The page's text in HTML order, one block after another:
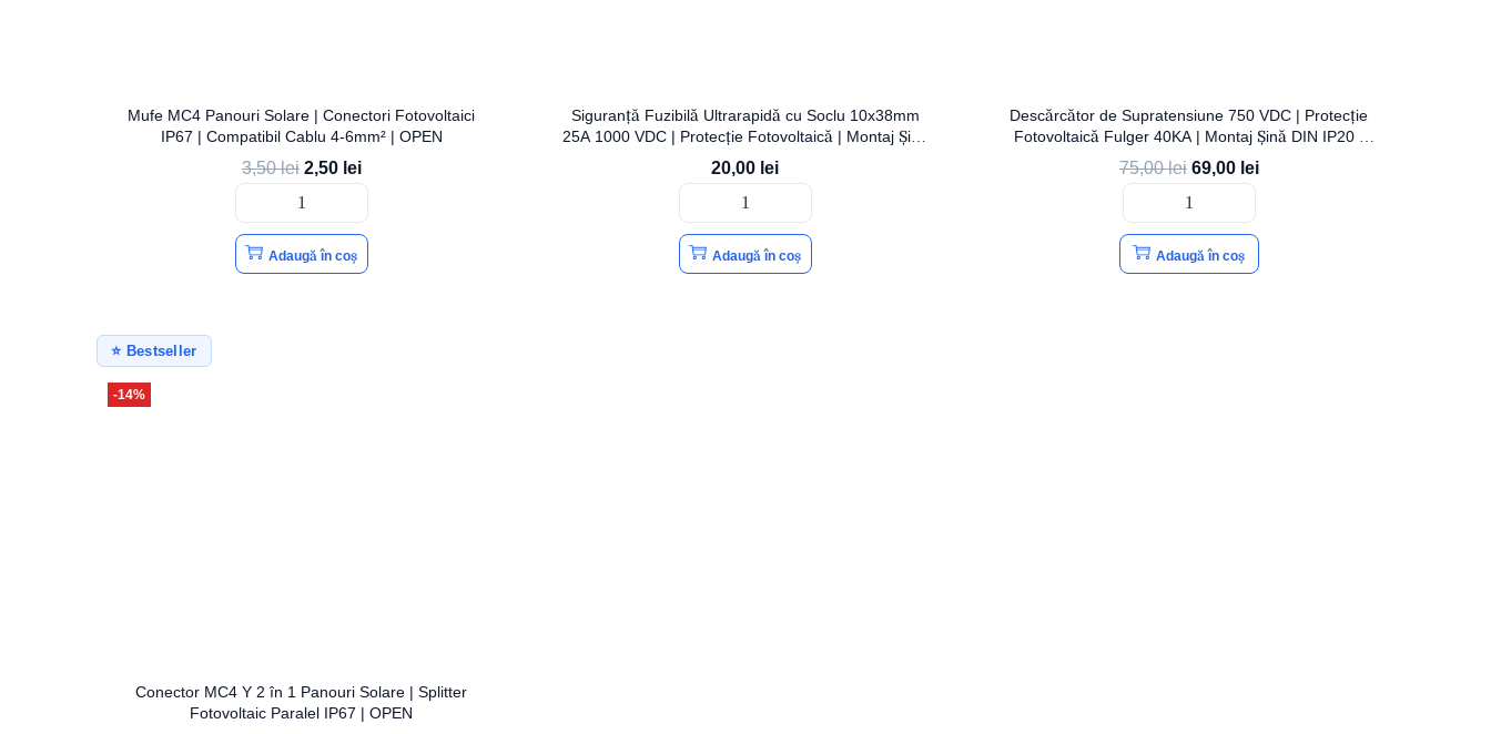
Mufe MC4 Panouri Solare | Conectori Fotovoltaici
IP67 | Compatibil Cablu 4-6mm² | OPEN
3,50lei 2,50 lei
Adaugă în coș
Siguranță Fuzibilă Ultrarapidă cu Soclu 10x38mm
25A 1000 VDC | Protecție Fotovoltaică | Montaj Șină
DIN | OPEN
20,00 lei
Adaugă în coș
Descărcător de Supratensiune 750 VDC | Protecție
Fotovoltaică Fulger 40KA | Montaj Șină DIN IP20 |
OPEN
75,00lei 69,00 lei
Adaugă în coș
⭐ Bestseller
-14%
Conector MC4 Y 2 în 1 Panouri Solare | Splitter
Fotovoltaic Paralel IP67 | OPEN